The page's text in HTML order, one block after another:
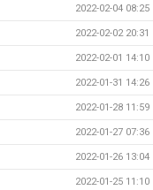
2022-02-04 08:25
2022-02-02 20:31
2022-02-01 14:10
2022-01-31 14:26
2022-01-28 11:59
2022-01-27 07:36
2022-01-26 13:04
2022-01-25 11:10